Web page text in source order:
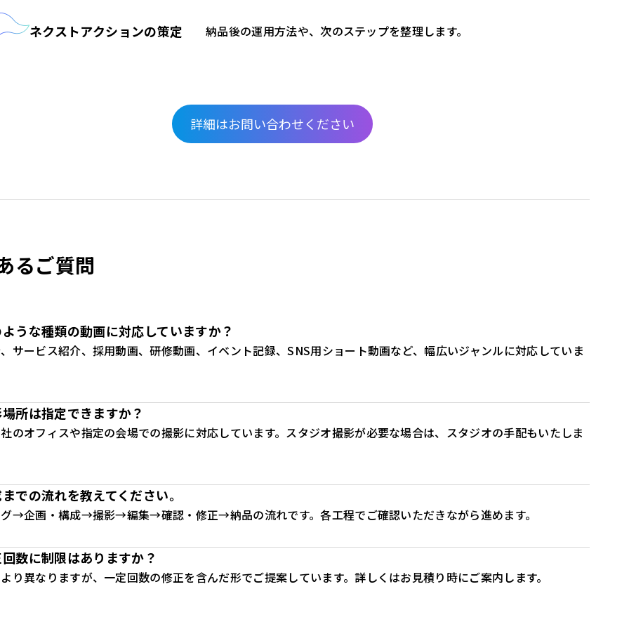
ネクストアクションの策定 納品後の運用方法や、次のステップを整理します。
詳細はお問い合わせください
るご質問
うな種類の動画に対応していますか？
サービス紹介、採用動画、研修動画、イベント記録、SNS用ショート動画など、幅広いジャンルに対応していま
所は指定できますか？
のオフィスや指定の会場での撮影に対応しています。スタジオ撮影が必要な場合は、スタジオの手配もいたしま
での流れを教えてください。
→企画・構成→撮影→編集→確認・修正→納品の流れです。各工程でご確認いただきながら進めます。
数に制限はありますか？
り異なりますが、一定回数の修正を含んだ形でご提案しています。詳しくはお見積り時にご案内します。